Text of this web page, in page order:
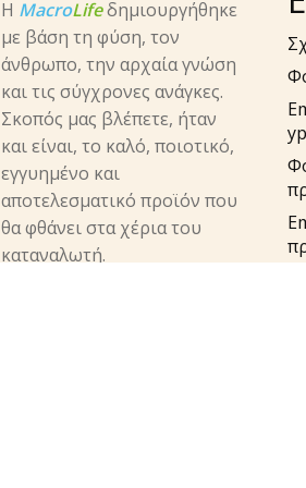
Η MacroLifeδημιουργήθηκε
με βάση τη φύση, τον
άνθρωπο, την αρχαία γνώση
και τις σύγχρονες ανάγκες.
Σκοπός μας βλέπετε, ήταν
και είναι, το καλό, ποιοτικό,
εγγυημένο και
αποτελεσματικό προϊόν που
θα φθάνει στα χέρια του
καταναλωτή.